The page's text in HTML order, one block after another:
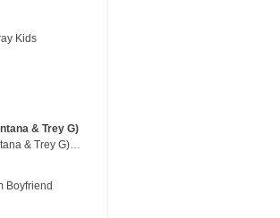
Kids
& Trey G)
War Games (feat. Easy Lantana & Trey G) - Trub
Boyfriend